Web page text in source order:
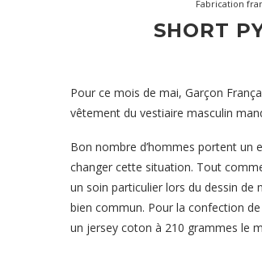
Fabrication
SHORT
Pour ce mois de mai, Garçon
vêtement du vestiaire masculin
Bon nombre d’hommes portent un
changer cette situation. Tout
un soin particulier lors du dessin de
bien commun. Pour la confection de
un jersey coton à 210 grammes le